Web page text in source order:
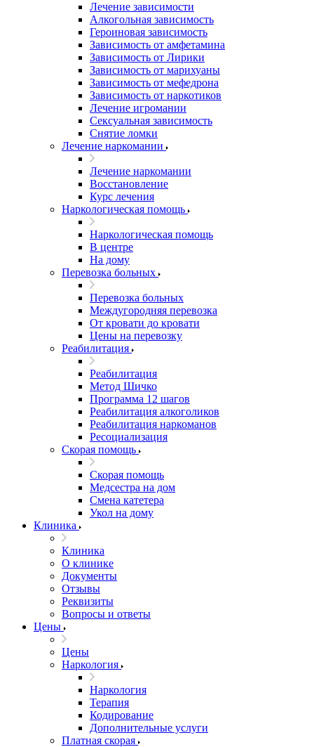
Лечение зависимости
Алкогольная зависимость
Героиновая зависимость
Зависимость от амфетамина
Зависимость от Лирики
Зависимость от марихуаны
Зависимость от мефедрона
Зависимость от наркотиков
Лечение игромании
Сексуальная зависимость
Снятие ломки
Лечение наркомании
Лечение наркомании
Восстановление
Курс лечения
Наркологическая помощь
Наркологическая помощь
В центре
На дому
Перевозка больных
Перевозка больных
Междугородняя перевозка
От кровати до кровати
Цены на перевозку
Реабилитация
Реабилитация
Метод Шичко
Программа 12 шагов
Реабилитация алкоголиков
Реабилитация наркоманов
Ресоциализация
Скорая помощь
Скорая помощь
Медсестра на дом
Смена катетера
Укол на дому
Клиника
Клиника
О клинике
Документы
Отзывы
Реквизиты
Вопросы и ответы
Цены
Цены
Наркология
Наркология
Терапия
Кодирование
Дополнительные услуги
Платная скорая